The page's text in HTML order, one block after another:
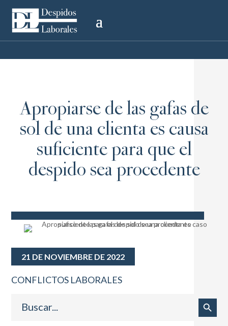
Apropiarse de las gafas de
sol de una clienta es causa
suficiente para que el
despido sea procedente
21 DE NOVIEMBRE DE 2022
CONFLICTOS LABORALES
Botón de búsqueda